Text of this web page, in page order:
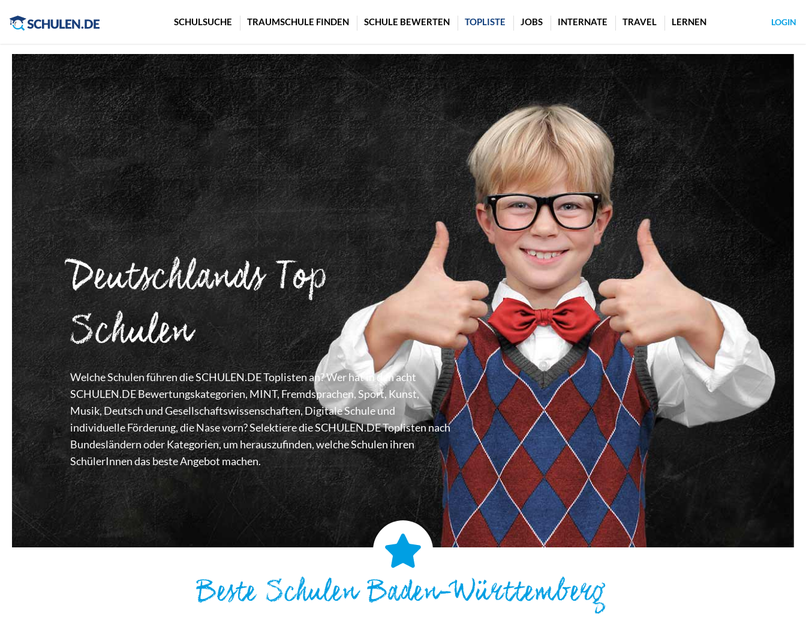
SCHULSUCHE TRAUMSCHULE FINDEN SCHULE BEWERTEN TOPLISTE JOBS INTERNATE TRAVEL LERNEN LOGIN
Deutschlands Top
Schulen
Welche Schulen führen die SCHULEN.DE Toplisten an? Wer hat in den acht
SCHULEN.DE Bewertungskategorien, MINT, Fremdsprachen, Sport, Kunst,
Musik, Deutsch und Gesellschaftswissenschaften, Digitale Schule und
individuelle Förderung, die Nase vorn? Selektiere die SCHULEN.DE Toplisten nach
Bundesländern oder Kategorien, um herauszufinden, welche Schulen ihren
SchülerInnen das beste Angebot machen.
Beste Schulen Baden-Württemberg